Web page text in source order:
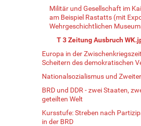
Militär und Gesellschaft im
am Beispiel Rastatts (mit
Wehrgeschichtlichen
T 3 Zeitung Ausbruch
Europa in der
Scheitern des demokratischen
Nationalsozialismus und
BRD und DDR - zwei Staaten,
geteilten Welt
Kursstufe: Streben nach
in der BRD